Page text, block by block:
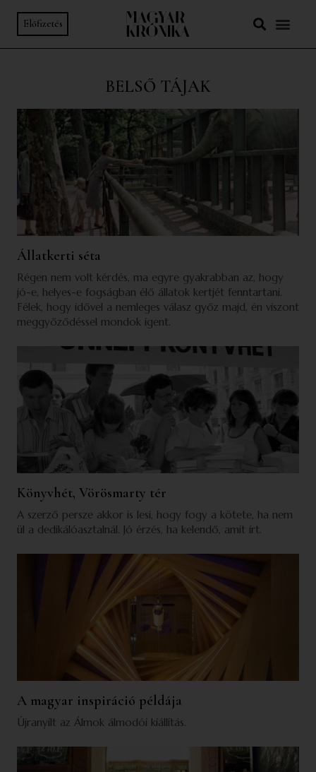
Előfizetés
BELSŐ TÁJAK
Állatkerti séta
Régen nem volt kérdés, ma egyre gyakrabban az, hogy
jó-e, helyes-e fogságban élő állatok kertjét fenntartani.
Félek, hogy idővel a nemleges válasz győz majd, én viszont
meggyőződéssel mondok igent.
Könyvhét, Vörösmarty tér
A szerző persze akkor is lesi, hogy fogy a kötete, ha nem
ül a dedikálóasztalnál. Jó érzés, ha kelendő, amit írt.
A magyar inspiráció példája
Újranyílt az Álmok álmodói kiállítás.